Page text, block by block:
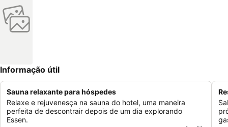
Informação útil
Sauna relaxante para hóspedes
Relaxe e rejuvenesça na sauna do hotel, uma maneira
perfeita de descontrair depois de um dia explorando
Essen.